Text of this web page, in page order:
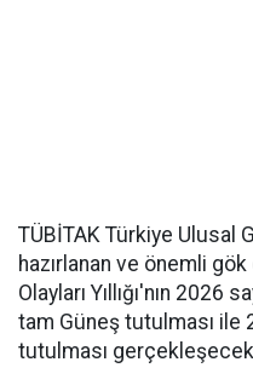
TÜBİTAK Türkiye Ulusal
hazırlanan ve önemli
Olayları Yıllığı'nın 2026
tam Güneş tutulması ile
tutulması